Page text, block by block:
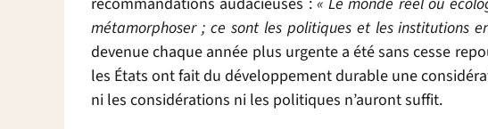
métamorphoser ; ce sont les politiques et les institutions
devenue chaque année plus urgente a été sans cesse
les États ont fait du développement durable une
ni les considérations ni les politiques n’auront suffit.